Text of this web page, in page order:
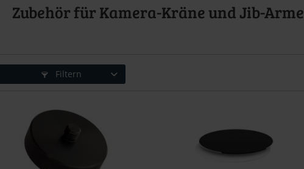
Zubehör für Kamera-Kräne und Jib-Arme
Filtern